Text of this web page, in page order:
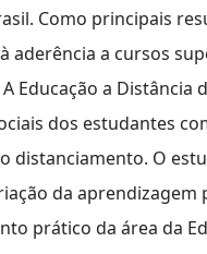
Como principais
aderência a cursos
Educação a
dos estudantes
distanciamento. O
da
prático da área da